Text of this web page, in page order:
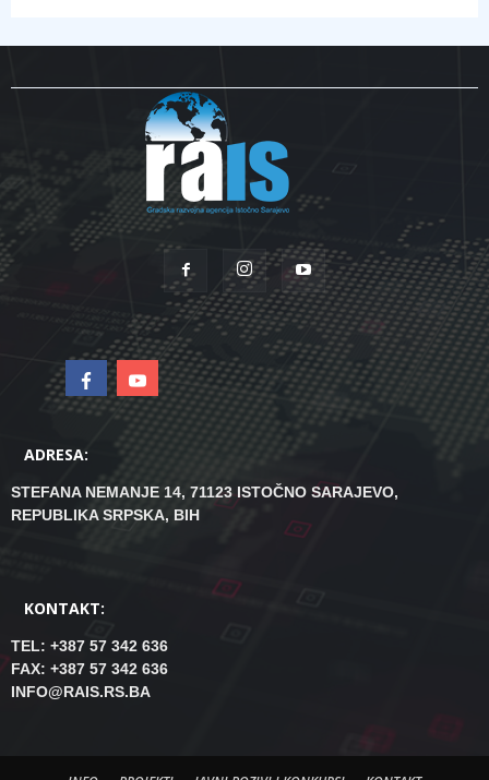
ADRESA:
STEFANA NEMANJE 14, 71123 ISTOČNO SARAJEVO,
REPUBLIKA SRPSKA, BIH
KONTAKT:
TEL: +387 57 342 636
FAX: +387 57 342 636
INFO@RAIS.RS.BA